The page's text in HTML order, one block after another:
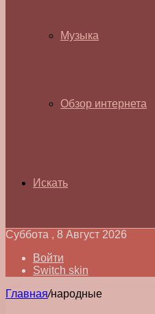
Музыка
Обзор интернета
Искать
Суббота , 8 Август 2026
Войти
Switch skin
Главная/народные